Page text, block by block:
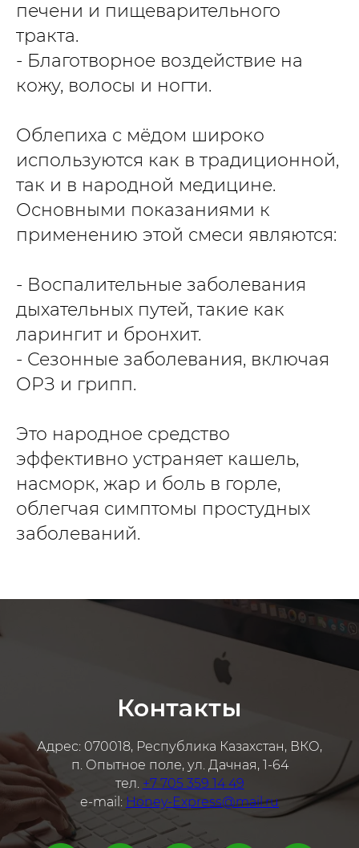
печени и пищеварительного
тракта.
- Благотворное воздействие на
кожу, волосы и ногти.
Облепиха с мёдом широко
используются как в традиционной,
так и в народной медицине.
Основными показаниями к
применению этой смеси являются:
- Воспалительные заболевания
дыхательных путей, такие как
ларингит и бронхит.
- Сезонные заболевания, включая
ОРЗ и грипп.
Это народное средство
эффективно устраняет кашель,
насморк, жар и боль в горле,
облегчая симптомы простудных
заболеваний.
Контакты
Адрес: 070018, Республика Казахстан, ВКО,
п. Опытное поле, ул. Дачная, 1-64
тел. +7 705 359 14 49
e-mail: Honey-Express@mail.ru